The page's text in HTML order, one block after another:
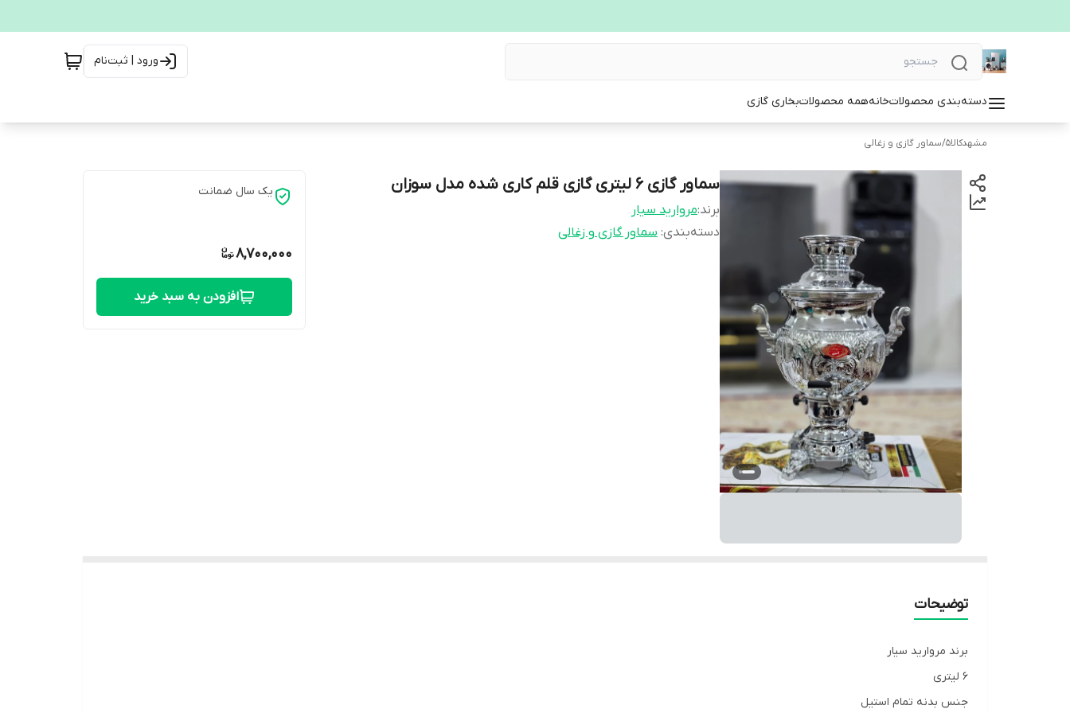
ورود | ثبت‌نام
دسته‌بندی محصولاتخانههمه محصولاتبخاری گازی
مشهدکالا5 /سماور گازی و زغالی
سماور گازی ۶ لیتری گازی قلم کاری شده مدل سوزان
برند:مروارید سیار
دسته‌بندی: سماور گازی و زغالی
یک سال ضمانت
8,700,000
افزودن به سبد خرید
توضیحات
برند مروارید سیار
۶ لیتری
جنس بدنه تمام استیل